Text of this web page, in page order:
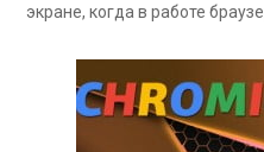
экране, когда в работе